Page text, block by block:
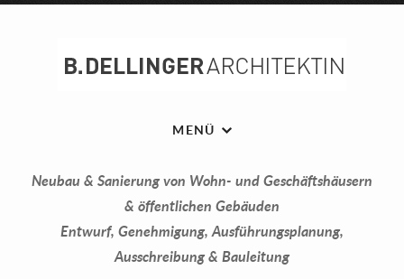
MENÜ
Neubau & Sanierung von Wohn- und Geschäftshäusern
& öffentlichen Gebäuden
Entwurf, Genehmigung, Ausführungsplanung,
Ausschreibung & Bauleitung